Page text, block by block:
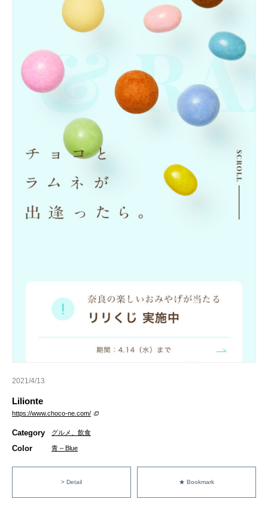
2021/4/13
Lilionte
https://www.choco-ne.com/
Category グルメ、飲食
Color 青 – Blue
> Detail ★ Bookmark